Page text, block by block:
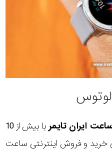
ایران تایمر
با بیش از 10
و فروش اینترنتی ساعت